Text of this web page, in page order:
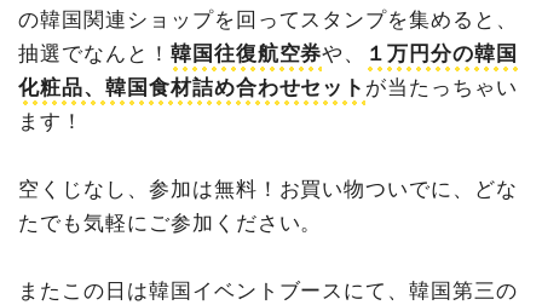
の韓国関連ショップを回ってスタンプを集めると、
抽選でなんと！ 韓国往復航空券や、
１万円分の韓国
化粧品、韓国食材詰め合わせセット が当たっちゃい
ます！
空くじなし、参加は無料！お買い物ついでに、どな
たでも気軽にご参加ください。
またこの日は韓国イベントブースにて、韓国第三の